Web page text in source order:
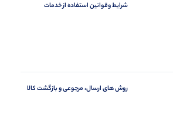
شرایط وقوانین استفاده از خدمات
روش های ارسال، مرجوعی و بازگشت کالا